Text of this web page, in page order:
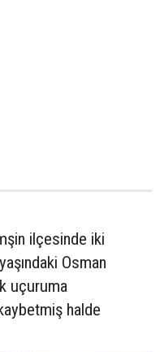
ilçesinde iki
Osman
uçuruma
halde